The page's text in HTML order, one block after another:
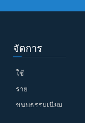
จัดการ
ใช้
ราย
ขนบธรรมเนียม